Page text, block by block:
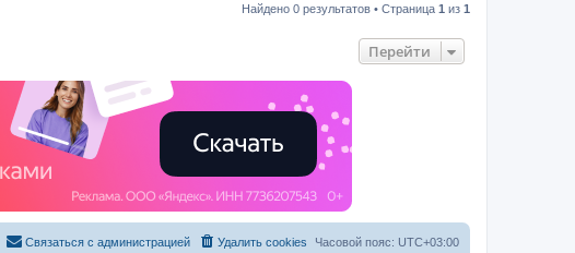
Найдено 0 результатов • Страница 1 из 1
Перейти
Часовой пояс: UTC+03:00
Удалить cookies
Связаться с администрацией